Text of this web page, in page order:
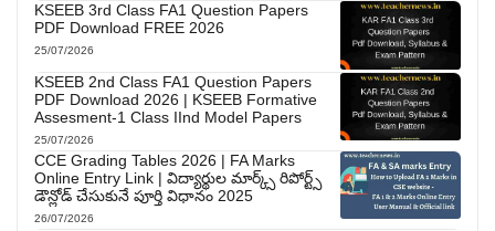
KSEEB 3rd Class FA1 Question Papers
PDF Download FREE 2026
25/07/2026
KSEEB 2nd Class FA1 Question Papers
PDF Download 2026 | KSEEB Formative
Assesment-1 Class IInd Model Papers
25/07/2026
CCE Grading Tables 2026 | FA Marks
Online Entry Link | విద్యార్థుల మార్క్స్ రిపోర్ట్స్
డౌన్లోడ్ చేసుకునే పూర్తి విధానం 2025
26/07/2026